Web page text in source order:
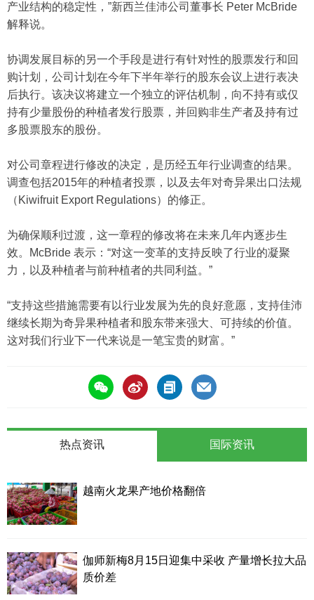
产业结构的稳定性，”新西兰佳沛公司董事长 Peter McBride
解释说。
协调发展目标的另一个手段是进行有针对性的股票发行和回
购计划，公司计划在今年下半年举行的股东会议上进行表决
后执行。该决议将建立一个独立的评估机制，向不持有或仅
持有少量股份的种植者发行股票，并回购非生产者及持有过
多股票股东的股份。
对公司章程进行修改的决定，是历经五年行业调查的结果。
调查包括2015年的种植者投票，以及去年对奇异果出口法规
（Kiwifruit Export Regulations）的修正。
为确保顺利过渡，这一章程的修改将在未来几年内逐步生
效。McBride 表示：“对这一变革的支持反映了行业的凝聚
力，以及种植者与前种植者的共同利益。”
“支持这些措施需要有以行业发展为先的良好意愿，支持佳沛
继续长期为奇异果种植者和股东带来强大、可持续的价值。
这对我们行业下一代来说是一笔宝贵的财富。”
热点资讯
越南火龙果产地价格翻倍
伽师新梅8月15日迎集中采收 产量增长拉大品
质价差
国际资讯